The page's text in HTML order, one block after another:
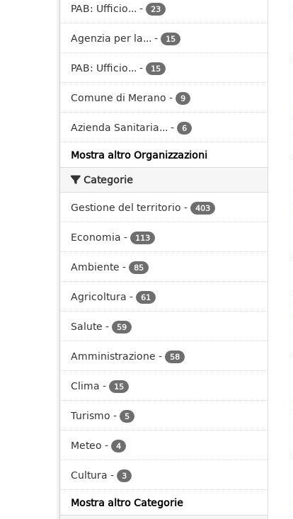
PAB: Ufficio... - 23
Agenzia per la... - 15
PAB: Ufficio... - 15
Comune di Merano - 9
Azienda Sanitaria... - 6
Mostra altro Organizzazioni
Categorie
Gestione del territorio - 403
Economia - 113
Ambiente - 85
Agricoltura - 61
Salute - 59
Amministrazione - 58
Clima - 15
Turismo - 5
Meteo - 4
Cultura - 3
Mostra altro Categorie